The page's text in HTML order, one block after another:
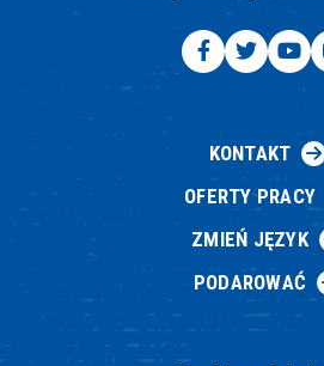
KONTAKT
OFERTY PRACY
ZMIEŃ JĘZYK
PODAROWAĆ